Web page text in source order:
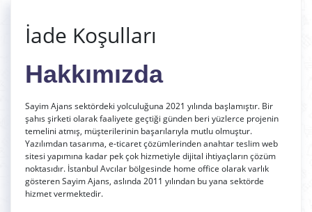
İade Koşulları
Hakkımızda
Sayim Ajans sektördeki yolculuğuna 2021 yılında başlamıştır. Bir
şahıs şirketi olarak faaliyete geçtiği günden beri yüzlerce projenin
temelini atmış, müşterilerinin başarılarıyla mutlu olmuştur.
Yazılımdan tasarıma, e-ticaret çözümlerinden anahtar teslim web
sitesi yapımına kadar pek çok hizmetiyle dijital ihtiyaçların çözüm
noktasıdır. İstanbul Avcılar bölgesinde home office olarak varlık
gösteren Sayim Ajans, aslında 2011 yılından bu yana sektörde
hizmet vermektedir.